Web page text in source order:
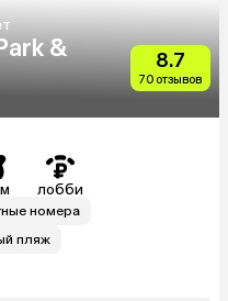
&
8.7
70 отзывов
лобби
номера
пляж